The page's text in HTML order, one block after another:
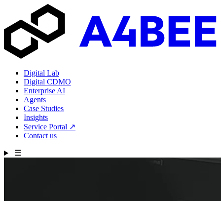
Digital Lab
Digital CDMO
Enterprise AI
Agents
Case Studies
Insights
Service Portal ↗
Contact us
☰